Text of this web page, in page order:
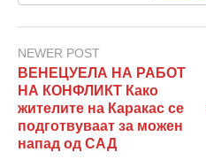
NEWER POST
ВЕНЕЦУЕЛА НА РАБОТ
НА КОНФЛИКТ Како
жителите на Каракас се
подготвуваат за можен
напад од САД